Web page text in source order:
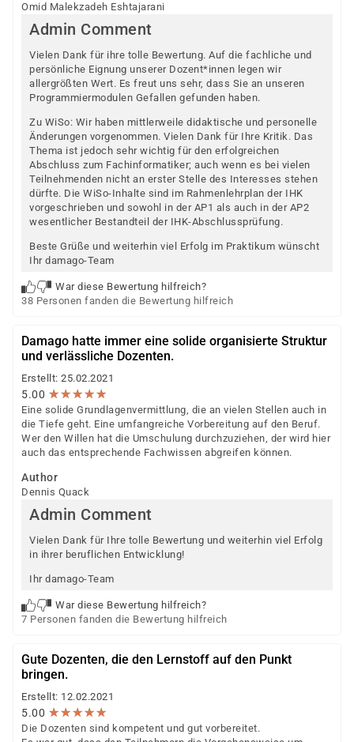
Omid Malekzadeh Eshtajarani
Admin Comment
Vielen Dank für ihre tolle Bewertung. Auf die fachliche und
persönliche Eignung unserer Dozent*innen legen wir
allergrößten Wert. Es freut uns sehr, dass Sie an unseren
Programmiermodulen Gefallen gefunden haben.
Zu WiSo: Wir haben mittlerweile didaktische und personelle
Änderungen vorgenommen. Vielen Dank für Ihre Kritik. Das
Thema ist jedoch sehr wichtig für den erfolgreichen
Abschluss zum Fachinformatiker; auch wenn es bei vielen
Teilnehmenden nicht an erster Stelle des Interesses stehen
dürfte. Die WiSo-Inhalte sind im Rahmenlehrplan der IHK
vorgeschrieben und sowohl in der AP1 als auch in der AP2
wesentlicher Bestandteil der IHK-Abschlussprüfung.
Beste Grüße und weiterhin viel Erfolg im Praktikum wünscht
Ihr damago-Team
War diese Bewertung hilfreich?
38 Personen fanden die Bewertung hilfreich
Damago hatte immer eine solide organisierte Struktur
und verlässliche Dozenten.
Erstellt: 25.02.2021
5.00 ★★★★★
★★★★★
Eine solide Grundlagenvermittlung, die an vielen Stellen auch in
die Tiefe geht. Eine umfangreiche Vorbereitung auf den Beruf.
Wer den Willen hat die Umschulung durchzuziehen, der wird hier
auch das entsprechende Fachwissen abgreifen können.
Author
Dennis Quack
Admin Comment
Vielen Dank für Ihre tolle Bewertung und weiterhin viel Erfolg
in ihrer beruflichen Entwicklung!
Ihr damago-Team
War diese Bewertung hilfreich?
7 Personen fanden die Bewertung hilfreich
Gute Dozenten, die den Lernstoff auf den Punkt
bringen.
Erstellt: 12.02.2021
5.00 ★★★★★
★★★★★
Die Dozenten sind kompetent und gut vorbereitet.